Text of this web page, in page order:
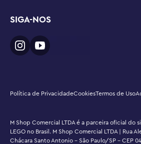
SIGA-NOS
Política de PrivacidadeCookiesTermos de Uso
M Shop Comercial LTDA é a parceira oficial do
LEGO no Brasil. M Shop Comercial LTDA | Rua
Chácara Santo Antonio - São Paulo/SP - CEP